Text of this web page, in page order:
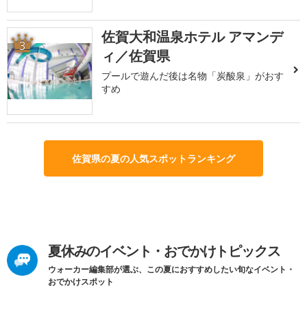
3
佐賀大和温泉ホテル アマンデ
ィ／佐賀県
プールで遊んだ後は名物「炭酸泉」がおす
すめ
佐賀県の夏の人気スポットランキング
夏休みのイベント・おでかけトピックス
ウォーカー編集部が選ぶ、この夏におすすめしたい旬なイベント・
おでかけスポット